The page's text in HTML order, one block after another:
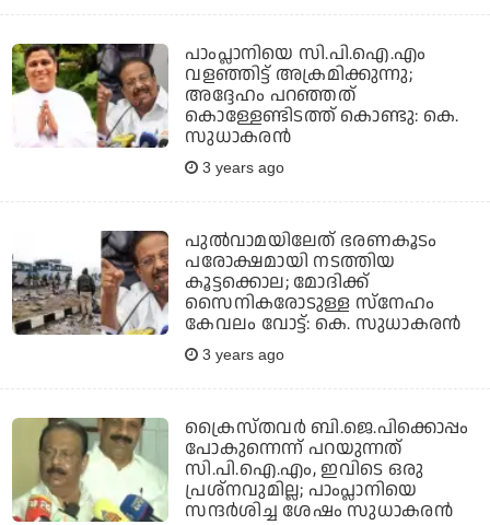
പാംപ്ലാനിയെ സി.പി.ഐ.എം
വളഞ്ഞിട്ട് അക്രമിക്കുന്നു;
അദ്ദേഹം പറഞ്ഞത്
കൊള്ളേണ്ടിടത്ത് കൊണ്ടു: കെ.
സുധാകരന്‍
3 years ago
പുല്‍വാമയിലേത് ഭരണകൂടം
പരോക്ഷമായി നടത്തിയ
കൂട്ടക്കൊല; മോദിക്ക്
സൈനികരോടുള്ള സ്‌നേഹം
കേവലം വോട്ട്: കെ. സുധാകരന്‍
3 years ago
ക്രൈസ്തവര്‍ ബി.ജെ.പിക്കൊപ്പം
പോകുന്നെന്ന് പറയുന്നത്
സി.പി.ഐ.എം, ഇവിടെ ഒരു
പ്രശ്‌നവുമില്ല; പാംപ്ലാനിയെ
സന്ദര്‍ശിച്ച ശേഷം സുധാകരന്‍